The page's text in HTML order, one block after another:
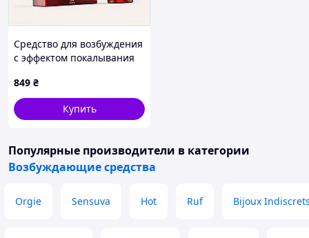
Средство для возбуждения
с эффектом покалывания
849 ₴
Купить
Популярные производители в категории
Возбуждающие средства
Orgie Sensuva Hot Ruf Bijoux